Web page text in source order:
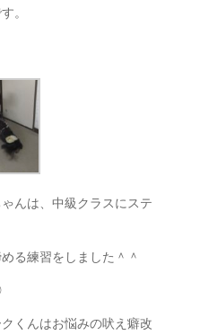
。
んは、中級クラスにステ
る練習をしました＾＾
くんはお悩みの吠え癖改